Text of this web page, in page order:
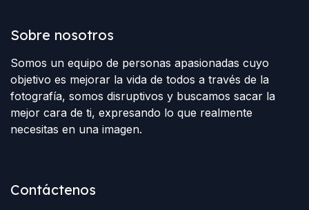
Sobre nosotros
Somos un equipo de personas apasionadas cuyo
objetivo es mejorar la vida de todos a través de la
fotografía, somos disruptivos y buscamos sacar la
mejor cara de ti, expresando lo que realmente
necesitas en una imagen.
Contáctenos